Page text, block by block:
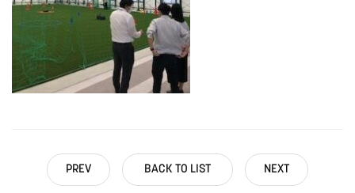
PREV BACK TO LIST NEXT